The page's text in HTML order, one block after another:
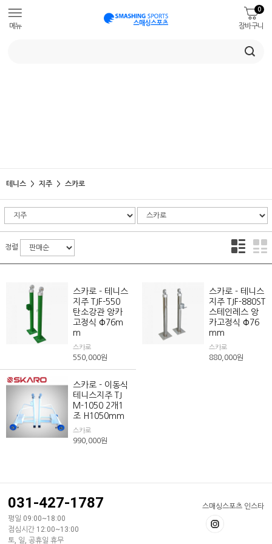
메뉴 장바구니
0
테니스 지주 스카로
정렬
스카로 - 테니스
지주 TJF-550
탄소강관 앙카
고정식 Φ76m
m
스카로
550,000원
스카로 - 테니스
지주 TJF-880ST
스테인레스 앙
카고정식 Φ76
mm
스카로
880,000원
스카로 - 이동식
테니스지주 TJ
M-1050 2개1
조 H1050mm
스카로
990,000원
스매싱스포츠 인스타
031-427-1787
평일 09:00~18:00
점심시간 12:00~13:00
토, 일, 공휴일 휴무